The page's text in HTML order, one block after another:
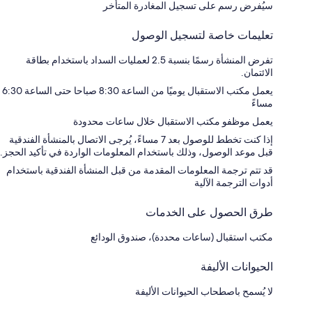
سيُفرض رسم على تسجيل المغادرة المتأخر
تعليمات خاصة لتسجيل الوصول
تفرض المنشأة رسمًا بنسبة 2.5 لعمليات السداد باستخدام بطاقة
الائتمان.
يعمل مكتب الاستقبال يوميًا من الساعة 8:30 صباحا حتى الساعة 6:30
مساءً
يعمل موظفو مكتب الاستقبال خلال ساعات محدودة
إذا كنت تخطط للوصول بعد 7 مساءً، يُرجى الاتصال بالمنشأة الفندقية
قبل موعد الوصول، وذلك باستخدام المعلومات الواردة في تأكيد الحجز.
قد تتم ترجمة المعلومات المقدمة من قبل المنشأة الفندقية باستخدام
أدوات الترجمة الآلية
طرق الحصول على الخدمات
مكتب استقبال (ساعات محددة)، صندوق الودائع
الحيوانات الأليفة
لا يُسمح باصطحاب الحيوانات الأليفة